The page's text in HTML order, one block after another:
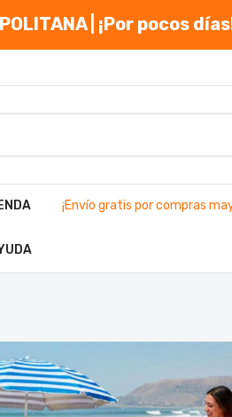
| ¡Por pocos
¡Envío gratis por compras